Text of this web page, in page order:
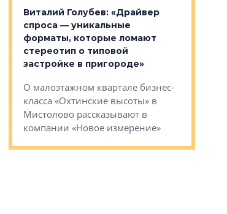
Виталий Голубев: «Драйвер
спроса — уникальные
форматы, которые ломают
стереотип о типовой
застройке в пригороде»
О малоэтажном квартале бизнес-
класса «Охтинские высоты» в
Мистолово рассказывают в
компании «Новое измерение»